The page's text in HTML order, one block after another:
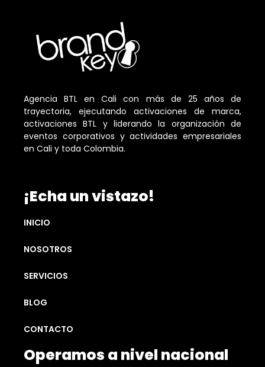
Agencia BTL en Cali con más de 25 años de
trayectoria, ejecutando activaciones de marca,
activaciones BTL y liderando la organización de
eventos corporativos y actividades empresariales
en Cali y toda Colombia.
¡Echa un vistazo!
INICIO
NOSOTROS
SERVICIOS
BLOG
CONTACTO
Operamos a nivel nacional